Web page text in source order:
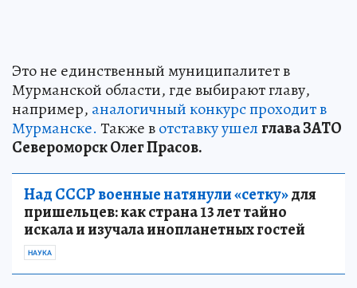
Это не единственный муниципалитет в
Мурманской области, где выбирают главу,
например, аналогичный конкурс проходит в
Мурманске. Также вотставку ушелглава ЗАТО
Североморск Олег Прасов.
Над СССР военные натянули «сетку»для
пришельцев: как страна 13 лет тайно
искала и изучала инопланетных гостей
НАУКА